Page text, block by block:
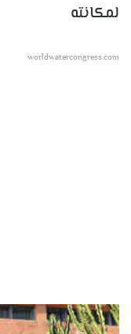
worldwatercongress.com